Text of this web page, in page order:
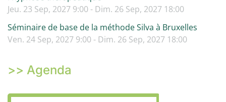
Jeu. 23 Sep, 2027 9:00 - Dim. 26 Sep, 2027 18:00
Séminaire de base de la méthode Silva à Bruxelles
Ven. 24 Sep, 2027 9:00 - Dim. 26 Sep, 2027 18:00
>> Agenda